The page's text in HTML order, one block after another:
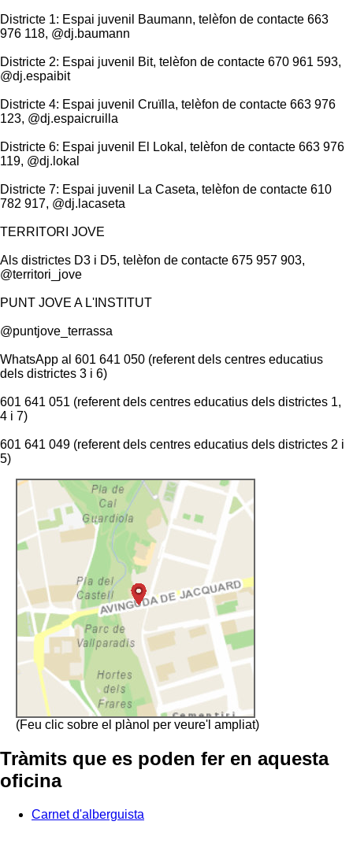
Districte 1: Espai juvenil Baumann, telèfon de contacte 663
976 118, @dj.baumann
Districte 2: Espai juvenil Bit, telèfon de contacte 670 961 593,
@dj.espaibit
Districte 4: Espai juvenil Cruïlla, telèfon de contacte 663 976
123, @dj.espaicruilla
Districte 6: Espai juvenil El Lokal, telèfon de contacte 663 976
119, @dj.lokal
Districte 7: Espai juvenil La Caseta, telèfon de contacte 610
782 917, @dj.lacaseta
TERRITORI JOVE
Als districtes D3 i D5, telèfon de contacte 675 957 903,
@territori_jove
PUNT JOVE A L'INSTITUT
@puntjove_terrassa
WhatsApp al 601 641 050 (referent dels centres educatius
dels districtes 3 i 6)
601 641 051 (referent dels centres educatius dels districtes 1,
4 i 7)
601 641 049 (referent dels centres educatius dels districtes 2 i
5)
(Feu clic sobre el plànol per veure'l ampliat)
Tràmits que es poden fer en aquesta
oficina
Carnet d'alberguista